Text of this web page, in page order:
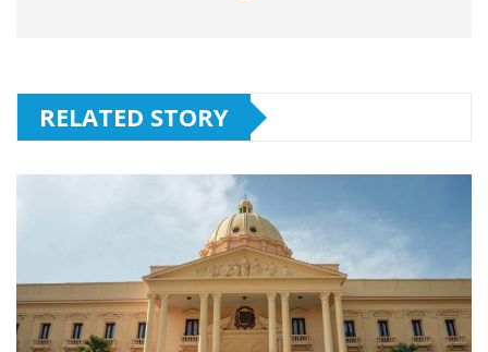
RELATED STORY